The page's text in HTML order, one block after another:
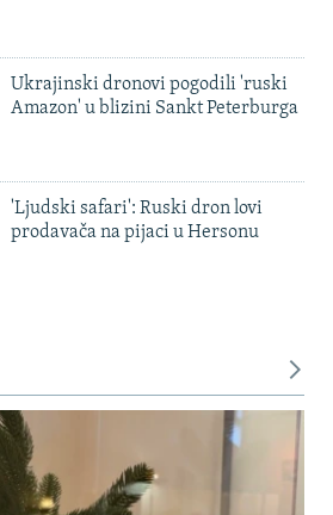
Ukrajinski dronovi pogodili 'ruski
Amazon' u blizini Sankt Peterburga
'Ljudski safari': Ruski dron lovi
prodavača na pijaci u Hersonu